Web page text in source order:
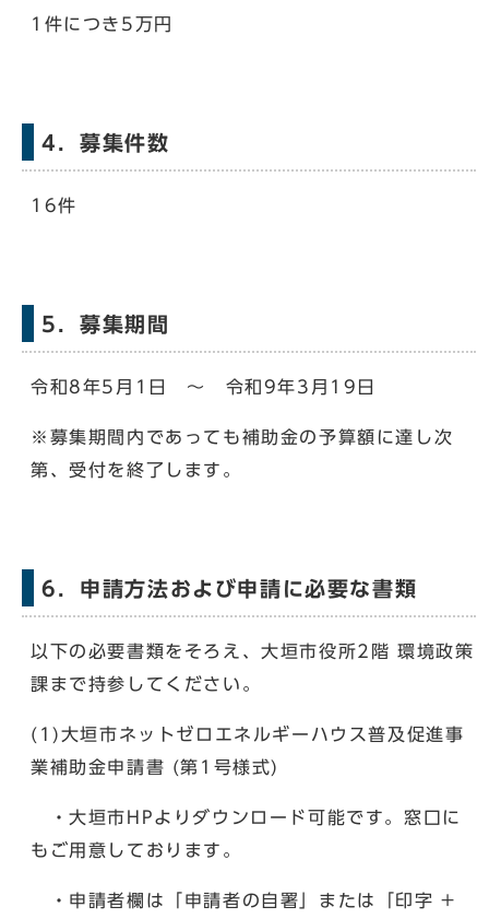
1件につき5万円
4．募集件数
16件
5．募集期間
令和8年5月1日 ～ 令和9年3月19日
※募集期間内であっても補助金の予算額に達し次
第、受付を終了します。
6．申請方法および申請に必要な書類
以下の必要書類をそろえ、大垣市役所2階 環境政策
課まで持参してください。
(1)大垣市ネットゼロエネルギーハウス普及促進事
業補助金申請書 (第1号様式)
・大垣市HPよりダウンロード可能です。窓口に
もご用意しております。
・申請者欄は「申請者の自署」または「印字 +